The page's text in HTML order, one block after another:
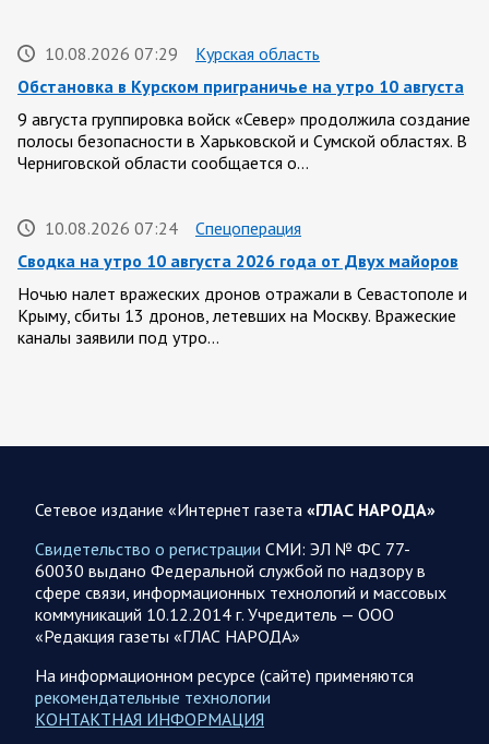
10.08.2026 07:29
Курская область
Обстановка в Курском приграничье на утро 10 августа
9 августа группировка войск «Север» продолжила создание
полосы безопасности в Харьковской и Сумской областях. В
Черниговской области сообщается о…
10.08.2026 07:24
Спецоперация
Сводка на утро 10 августа 2026 года от Двух майоров
Ночью налет вражеских дронов отражали в Севастополе и
Крыму, сбиты 13 дронов, летевших на Москву. Вражеские
каналы заявили под утро…
09.08.2026 14:37
Спецоперация
Брифинг Минобороны РФ: новые данные о ходе
спецоперации 9 августа 2026 года
Новую информацию о ходе проведения ВС РФ
специальной военной операции на 9 августа предоставили
представители группировок «Север», «Запад», «Центр»,
«Юг»…
09.08.2026 13:29 Спецоперация
Сетевое издание «Интернет газета «ГЛАС НАРОДА»
Свидетельство о регистрации СМИ: ЭЛ № ФС 77-
60030 выдано Федеральной службой по надзору в
сфере связи, информационных технологий и массовых
коммуникаций 10.12.2014 г. Учредитель — ООО
«Редакция газеты «ГЛАС НАРОДА»
На информационном ресурсе (сайте) применяются
рекомендательные технологии
КОНТАКТНАЯ ИНФОРМАЦИЯ